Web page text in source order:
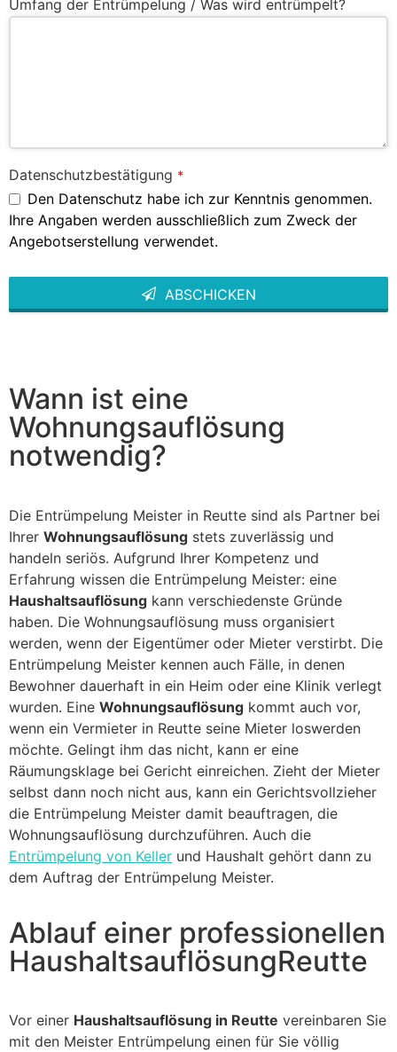
Umfang der Entrümpelung / Was wird entrümpelt?
Datenschutzbestätigung *
Den Datenschutz habe ich zur Kenntnis genommen.
Ihre Angaben werden ausschließlich zum Zweck der
Angebotserstellung verwendet.
ABSCHICKEN
blank
Wann ist eine
Wohnungsauflösung
notwendig?
Die Entrümpelung Meister in Reutte sind als Partner bei
Ihrer Wohnungsauflösung stets zuverlässig und
handeln seriös. Aufgrund Ihrer Kompetenz und
Erfahrung wissen die Entrümpelung Meister: eine
Haushaltsauflösung kann verschiedenste Gründe
haben. Die Wohnungsauflösung muss organisiert
werden, wenn der Eigentümer oder Mieter verstirbt. Die
Entrümpelung Meister kennen auch Fälle, in denen
Bewohner dauerhaft in ein Heim oder eine Klinik verlegt
wurden. Eine Wohnungsauflösung kommt auch vor,
wenn ein Vermieter in Reutte seine Mieter loswerden
möchte. Gelingt ihm das nicht, kann er eine
Räumungsklage bei Gericht einreichen. Zieht der Mieter
selbst dann noch nicht aus, kann ein Gerichtsvollzieher
die Entrümpelung Meister damit beauftragen, die
Wohnungsauflösung durchzuführen. Auch die
Entrümpelung von Keller und Haushalt gehört dann zu
dem Auftrag der Entrümpelung Meister.
Ablauf einer professionellen
HaushaltsauflösungReutte
Vor einer Haushaltsauflösung in Reutte vereinbaren Sie
mit den Meister Entrümpelung einen für Sie völlig